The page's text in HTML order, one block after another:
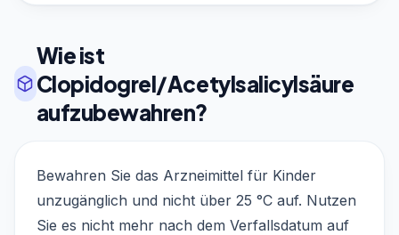
Wie ist
Clopidogrel/Acetylsalicylsäure
aufzubewahren?
Bewahren Sie das Arzneimittel für Kinder
unzugänglich und nicht über 25 °C auf. Nutzen
Sie es nicht mehr nach dem Verfallsdatum auf